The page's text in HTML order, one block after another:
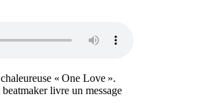
« One Love ».
livre un message